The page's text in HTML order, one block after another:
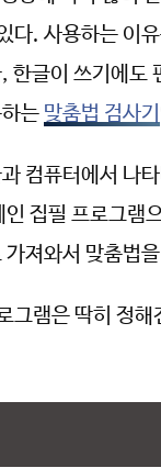
다. 사용하는 이
한글이 쓰기에도
는 맞춤법 검사기
컴퓨터에서
집필 프로그램
져와서 맞춤법
그램은 딱히 정